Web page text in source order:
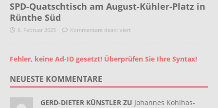
SPD-Quatschtisch am August-Kühler-Platz in
Rünthe Süd
6. Februar 2025 Kommentare deaktiviert
Fehler, keine Ad-ID gesetzt! Überprüfen Sie Ihre Syntax!
NEUESTE KOMMENTARE
GERD-DIETER KÜNSTLER ZU Johannes Kohlhas-